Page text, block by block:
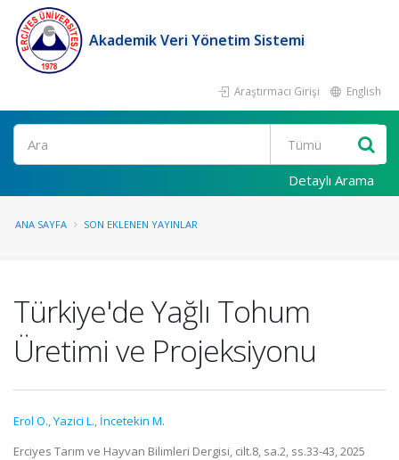
Akademik Veri Yönetim Sistemi
Araştırmacı Girişi English
Ara
Detaylı Arama
ANA SAYFA SON EKLENEN YAYINLAR
Türkiye'de Yağlı Tohum
Üretimi ve Projeksiyonu
Erol O.,Yazici L., İncetekin M.
Erciyes Tarım ve Hayvan Bilimleri Dergisi, cilt.8, sa.2, ss.33-43, 2025